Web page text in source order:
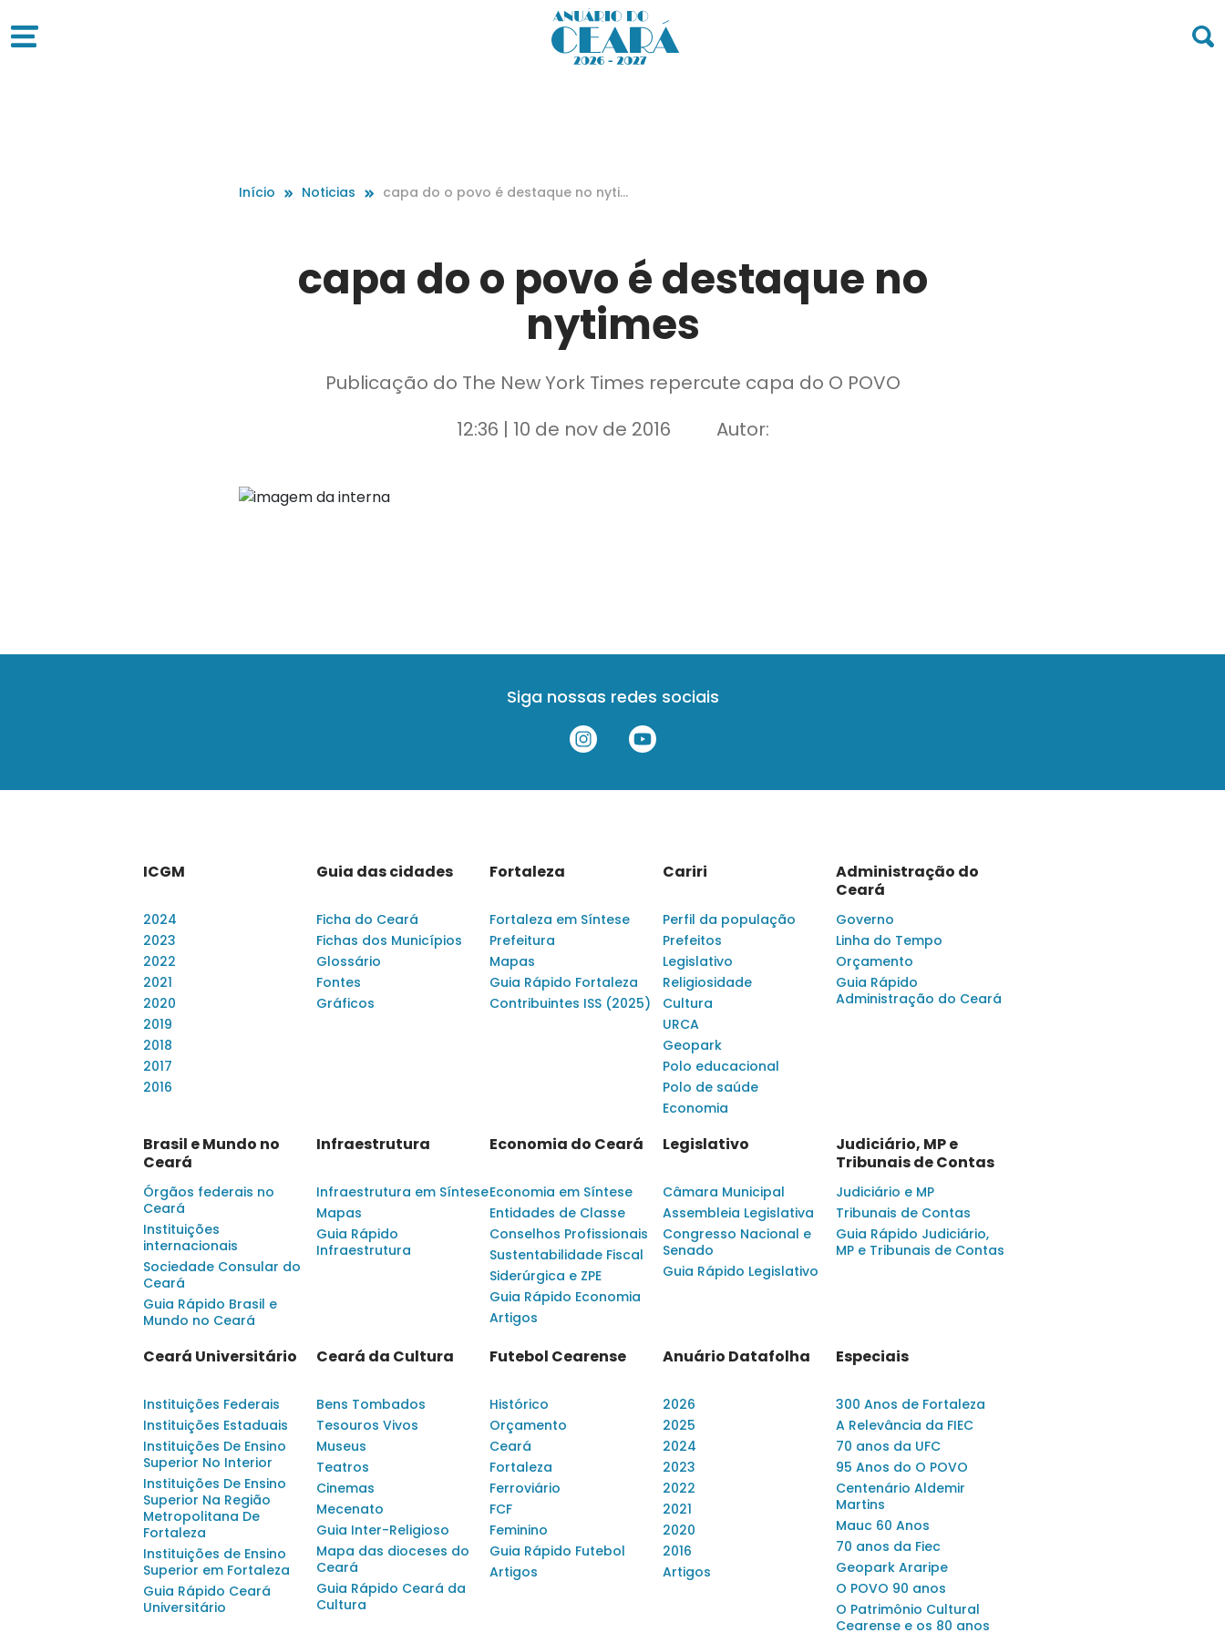
Início Noticias
capa do o povo é destaque no nyti
capa do o povo é destaque no
nytimes
Publicação do The New York Times repercute capa do O POVO
12:36 | 10 de nov de 2016
Autor:
Siga nossas redes sociais
ICGM
2024
2023
2022
2021
2020
2019
2018
2017
2016
Guia das cidades
Ficha do Ceará
Fichas dos Municípios
Glossário
Fontes
Gráficos
Fortaleza
Fortaleza em Síntese
Prefeitura
Mapas
Guia Rápido Fortaleza
Contribuintes ISS (2025)
Cariri
Perfil da população
Prefeitos
Legislativo
Religiosidade
Cultura
URCA
Geopark
Polo educacional
Polo de saúde
Economia
Administração do
Ceará
Governo
Linha do Tempo
Orçamento
Guia Rápido
Administração do Ceará
Brasil e Mundo no
Ceará
Órgãos federais no
Ceará
Instituições
internacionais
Sociedade Consular do
Ceará
Guia Rápido Brasil e
Mundo no Ceará
Infraestrutura
Infraestrutura em Síntese
Mapas
Guia Rápido
Infraestrutura
Economia do Ceará
Economia em Síntese
Entidades de Classe
Conselhos Profissionais
Sustentabilidade Fiscal
Siderúrgica e ZPE
Guia Rápido Economia
Artigos
Legislativo
Câmara Municipal
Assembleia Legislativa
Congresso Nacional e
Senado
Guia Rápido Legislativo
Judiciário, MP e
Tribunais de Contas
Judiciário e MP
Tribunais de Contas
Guia Rápido Judiciário,
MP e Tribunais de Contas
Ceará Universitário
Instituições Federais
Instituições Estaduais
Instituições De Ensino
Superior No Interior
Instituições De Ensino
Superior Na Região
Metropolitana De
Fortaleza
Instituições de Ensino
Superior em Fortaleza
Guia Rápido Ceará
Universitário
Ceará da Cultura
Bens Tombados
Tesouros Vivos
Museus
Teatros
Cinemas
Mecenato
Guia Inter-Religioso
Mapa das dioceses do
Ceará
Guia Rápido Ceará da
Cultura
Futebol Cearense
Histórico
Orçamento
Ceará
Fortaleza
Ferroviário
FCF
Feminino
Guia Rápido Futebol
Artigos
Anuário Datafolha
2026
2025
2024
2023
2022
2021
2020
2016
Artigos
Especiais
300 Anos de Fortaleza
A Relevância da FIEC
70 anos da UFC
95 Anos do O POVO
Centenário Aldemir
Martins
Mauc 60 Anos
70 anos da Fiec
Geopark Araripe
O POVO 90 anos
O Patrimônio Cultural
Cearense e os 80 anos